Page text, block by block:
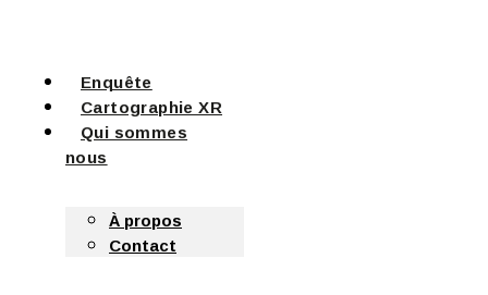
Enquête
Cartographie XR
Qui sommes
nous
À propos
Contact